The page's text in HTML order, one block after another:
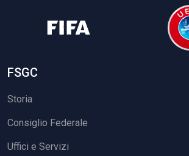
FSGC
Storia
Consiglio Federale
Uffici e Servizi